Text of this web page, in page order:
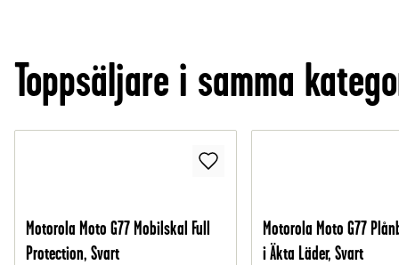
Toppsäljare i samma
Motorola Moto G77 Mobilskal Full
Protection, Svart
Motorola Moto G77
i Äkta Läder, Svart